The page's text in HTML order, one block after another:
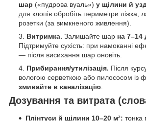
шар («пудрова вуаль») у щілини й
для клопів обробіть периметри ліжка,
розетки (за вимкненого живлення).
Витримка. Залишайте шар на 7–14
Підтримуйте сухість: при намоканні
— після висихання шар оновіть.
Прибирання/утилізація. Після
вологою серветкою або пилососом із
змивайте в каналізацію.
Дозування та витрата
Плінтуси й щілини 10–20 м²: тонка